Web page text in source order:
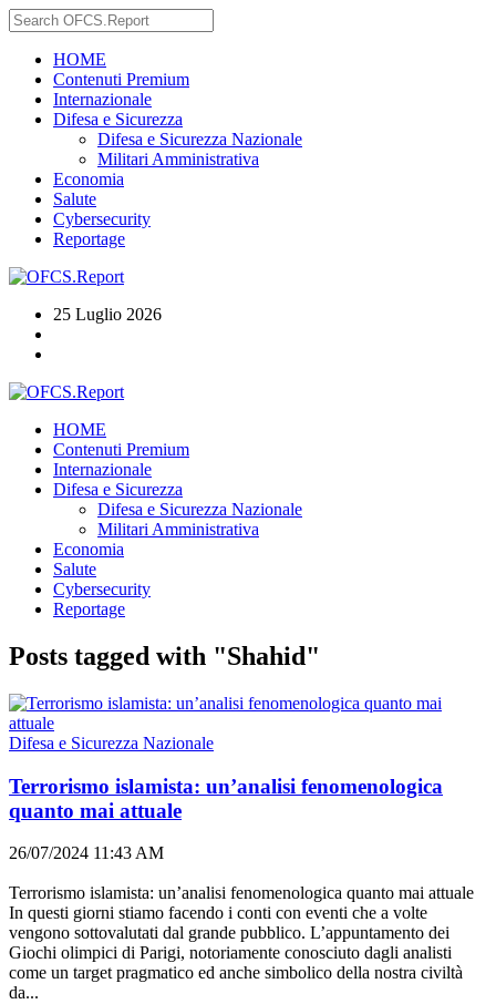
HOME
Contenuti Premium
Internazionale
Difesa e Sicurezza
Difesa e Sicurezza Nazionale
Militari Amministrativa
Economia
Salute
Cybersecurity
Reportage
25 Luglio 2026
HOME
Contenuti Premium
Internazionale
Difesa e Sicurezza
Difesa e Sicurezza Nazionale
Militari Amministrativa
Economia
Salute
Cybersecurity
Reportage
Posts tagged with "Shahid"
Difesa e Sicurezza Nazionale
Terrorismo islamista: un’analisi fenomenologica
quanto mai attuale
26/07/2024 11:43 AM
Terrorismo islamista: un’analisi fenomenologica quanto mai attuale
In questi giorni stiamo facendo i conti con eventi che a volte
vengono sottovalutati dal grande pubblico. L’appuntamento dei
Giochi olimpici di Parigi, notoriamente conosciuto dagli analisti
come un target pragmatico ed anche simbolico della nostra civiltà
da...